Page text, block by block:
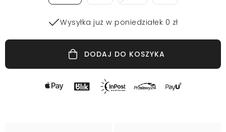
Wysyłka już w poniedziałek 0 zł
DODAJ DO KOSZYKA